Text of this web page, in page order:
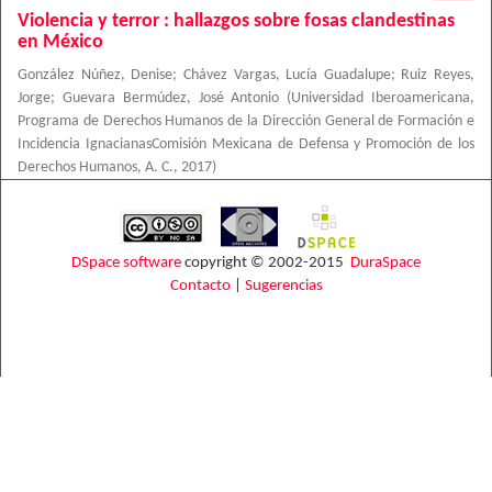
Violencia y terror : hallazgos sobre fosas clandestinas
en México
González Núñez, Denise; Chávez Vargas, Lucía Guadalupe;
Ruiz Reyes,
Jorge; Guevara Bermúdez, José Antonio (Universidad Iberoamericana,
Programa de Derechos Humanos de la Dirección General de Formación e
Incidencia IgnacianasComisión Mexicana de Defensa y Promoción de los
Derechos Humanos, A. C., 2017)
DSpace software copyright © 2002-2015 DuraSpace
Contacto| Sugerencias